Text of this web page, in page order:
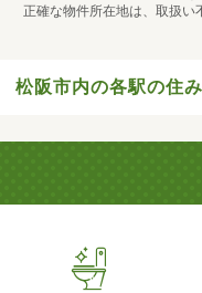
正確な物件所在地は、取扱い
松阪市内の各駅の住